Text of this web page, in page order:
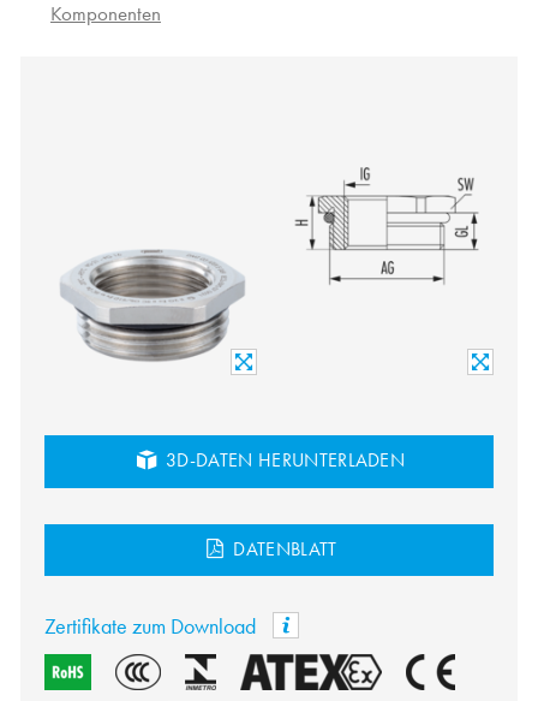
Komponenten
3D-DATEN HERUNTERLADEN
DATENBLATT
Zertifikate zum Download